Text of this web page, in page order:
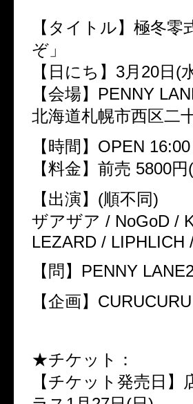
【タイトル】極冬
ぞ」
【日にち】3月20日(
【会場】PENNY
北海道札幌市西区二
【時間】OPEN
【料金】前売 5800
【出演】(順不同)
ザアザア / NoGoD /
LEZARD / LIPHLICH
【問】PENNY
【企画】CURUCURU
★チケット：
【チケット発売日